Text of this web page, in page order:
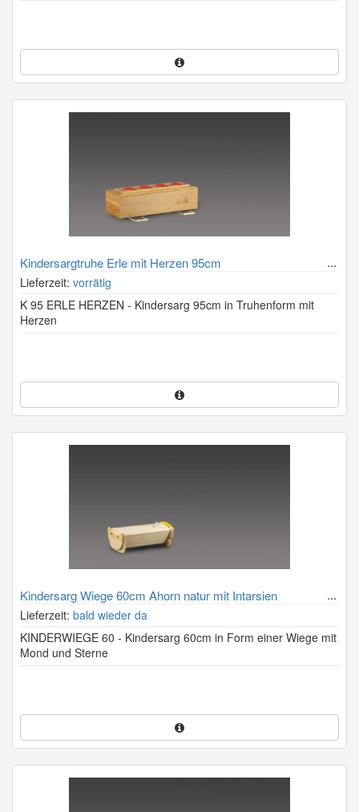
Kindersargtruhe Erle mit Herzen 95cm
Lieferzeit: vorrätig
K 95 ERLE HERZEN - Kindersarg 95cm in Truhenform mit
Herzen
Kindersarg Wiege 60cm Ahorn natur mit Intarsien
Lieferzeit: bald wieder da
KINDERWIEGE 60 - Kindersarg 60cm in Form einer Wiege mit
Mond und Sterne